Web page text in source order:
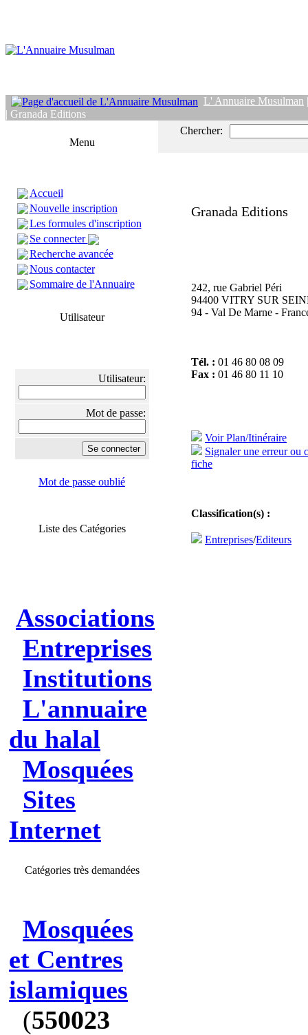
L' Annuaire Musulman
| Granada Editions
Menu
Accueil
Nouvelle inscription
Les formules d'inscription
Se connecter
Recherche avancée
Nous contacter
Sommaire de l'Annuaire
Utilisateur
Utilisateur:
Mot de passe:
Mot de passe oublié
Liste des Catégories
Associations
Entreprises
Institutions
L'annuaire
du halal
Mosquées
Sites
Internet
Catégories très demandées
Mosquées
et Centres
islamiques
(550023
Chercher:
Granada Editions
242, rue Gabriel Péri
94400 VITRY SUR
94 - Val De Marne -
Tél. : 01 46 80 08 09
Fax : 01 46 80 11 10
Voir Plan/Itinéraire
Signaler une erreur ou
fiche
Classification(s) :
Entreprises/Editeurs